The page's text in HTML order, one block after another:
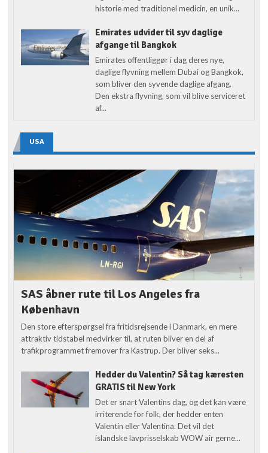
historie med traditionel medicin, en unik...
Emirates udvider til syv daglige
afgange til Bangkok
Emirates offentliggør i dag deres nye,
daglige flyvning mellem Dubai og Bangkok,
som bliver den syvende daglige afgang.
Den ekstra flyvning, som vil blive serviceret
af...
USA
SAS åbner rute til Los Angeles fra
København
Den store efterspørgsel fra fritidsrejsende i Danmark, en mere
attraktiv tidstabel medvirker til, at ruten bliver en del af
trafikprogrammet fremover fra Kastrup. Der bliver seks...
Hedder du Valentin? Så tag kæresten
GRATIS til New York
Det er snart Valentins dag, og det kan være
irriterende for folk, der hedder enten
Valentin eller Valentina. Det vil det
islandske lavprisselskab WOW air gerne...